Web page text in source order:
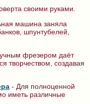
своими руками.
машина заняла
шпунтубелей,
фрезером даёт
творчеством, создавая
- Для полноценной
иметь различные